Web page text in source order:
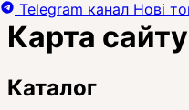
Карта сайту
Каталог
Telegram канал Нові